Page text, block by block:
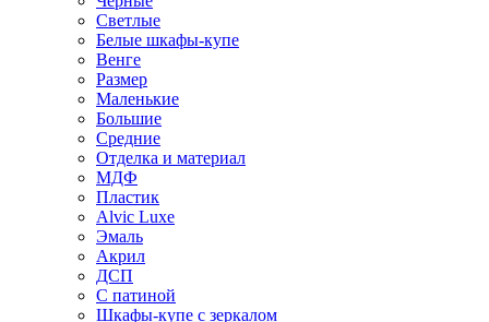
Светлые
Белые шкафы-купе
Венге
Размер
Маленькие
Большие
Средние
Отделка и материал
МДФ
Пластик
Alvic Luxe
Эмаль
Акрил
ДСП
С патиной
Шкафы-купе с зеркалом